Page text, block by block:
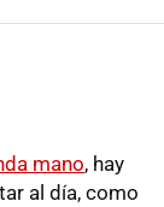
mano, hay
al día, como